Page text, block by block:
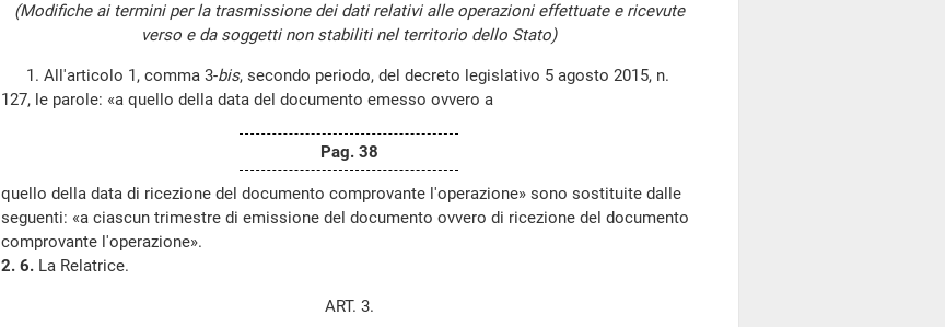
(Modifiche ai termini per la trasmissione dei dati relativi alle operazioni effettuate e ricevute
verso e da soggetti non stabiliti nel territorio dello Stato)
1. All'articolo 1, comma 3-bis, secondo periodo, del decreto legislativo 5 agosto 2015, n.
127, le parole: «a quello della data del documento emesso ovvero a
Pag. 38
quello della data di ricezione del documento comprovante l'operazione» sono sostituite dalle
seguenti: «a ciascun trimestre di emissione del documento ovvero di ricezione del documento
comprovante l'operazione».
2. 6. La Relatrice.
ART. 3.